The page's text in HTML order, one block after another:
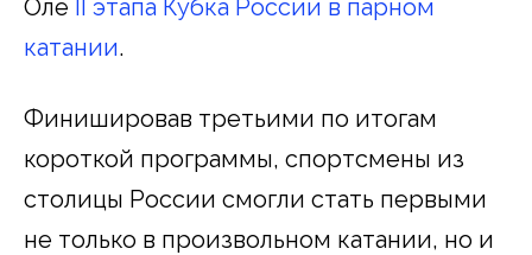
Оле II этапа Кубка России в парном
катании.
Финишировав третьими по итогам
короткой программы, спортсмены из
столицы России смогли стать первыми
не только в произвольном катании, но и